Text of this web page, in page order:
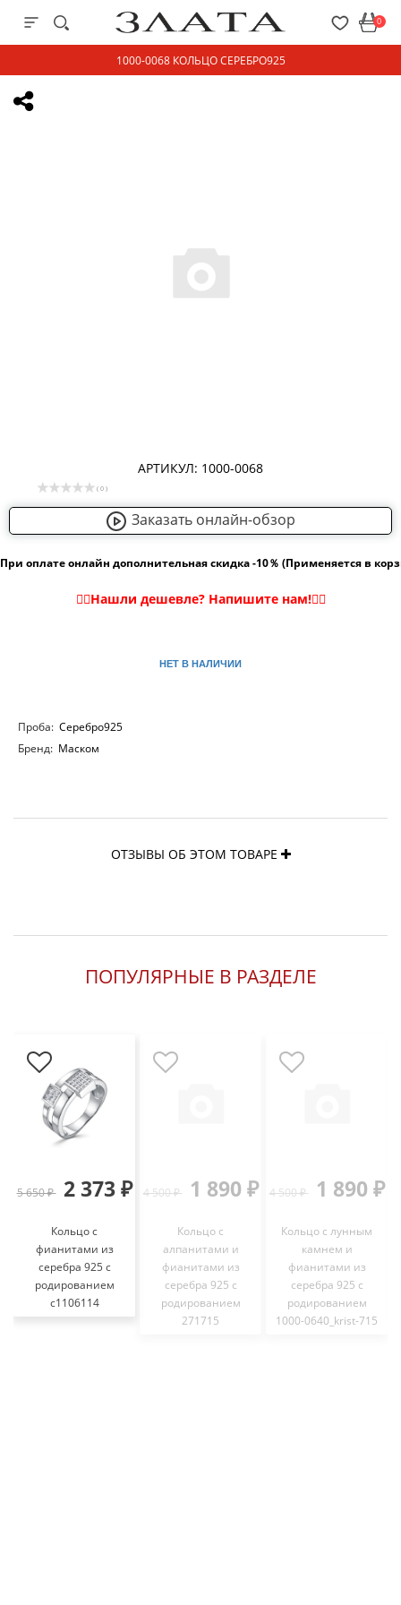
0
1000-0068 КОЛЬЦО СЕРЕБРО925
АРТИКУЛ: 1000-0068
( 0 )
Заказать онлайн-обзор
При оплате онлайн дополнительная скидка -10％ (Применяется в
НЕТ В НАЛИЧИИ
Проба: Серебро925
Бренд: Маском
ОТЗЫВЫ ОБ ЭТОМ ТОВАРЕ
ПОПУЛЯРНЫЕ В РАЗДЕЛЕ
5 650 ₽ 2 373 ₽
Кольцо с
фианитами из
серебра 925 с
родированием
с1106114
4 500 ₽ 1 890 ₽
Кольцо с
алпанитами и
фианитами из
серебра 925 с
родированием
271715
4 500 ₽ 1 890 ₽
Кольцо с лунным
камнем и
фианитами из
серебра 925 с
родированием
1000-0640_krist-715